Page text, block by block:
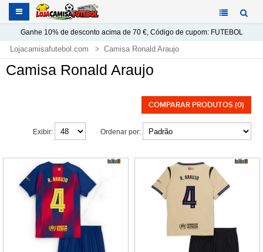
Ganhe 10%de desconto acima de 70 €, Código de cupom: FUTEBOL
Lojacamisafutebol.com Camisa Ronald Araujo
Camisa Ronald Araujo
COMPARAR PRODUTOS (0)
Ordenar por:
Exibir: